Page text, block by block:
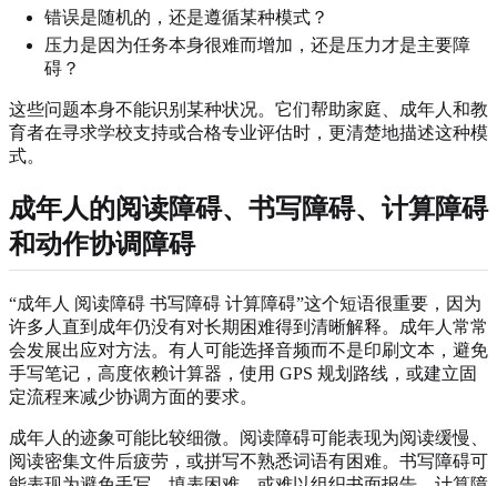
错误是随机的，还是遵循某种模式？
压力是因为任务本身很难而增加，还是压力才是主要障
碍？
这些问题本身不能识别某种状况。它们帮助家庭、成年人和教
育者在寻求学校支持或合格专业评估时，更清楚地描述这种模
式。
成年人的阅读障碍、书写障碍、计算障碍
和动作协调障碍
“成年人 阅读障碍 书写障碍 计算障碍”这个短语很重要，因为
许多人直到成年仍没有对长期困难得到清晰解释。成年人常常
会发展出应对方法。有人可能选择音频而不是印刷文本，避免
手写笔记，高度依赖计算器，使用 GPS 规划路线，或建立固
定流程来减少协调方面的要求。
成年人的迹象可能比较细微。阅读障碍可能表现为阅读缓慢、
阅读密集文件后疲劳，或拼写不熟悉词语有困难。书写障碍可